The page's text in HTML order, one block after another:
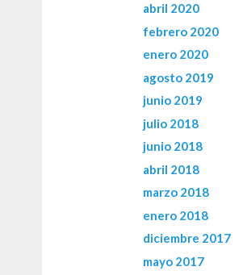
abril 2020
febrero 2020
enero 2020
agosto 2019
junio 2019
julio 2018
junio 2018
abril 2018
marzo 2018
enero 2018
diciembre 2017
mayo 2017